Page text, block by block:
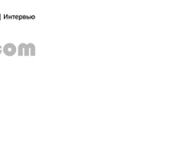
война
события в Новороссии, ДНР,